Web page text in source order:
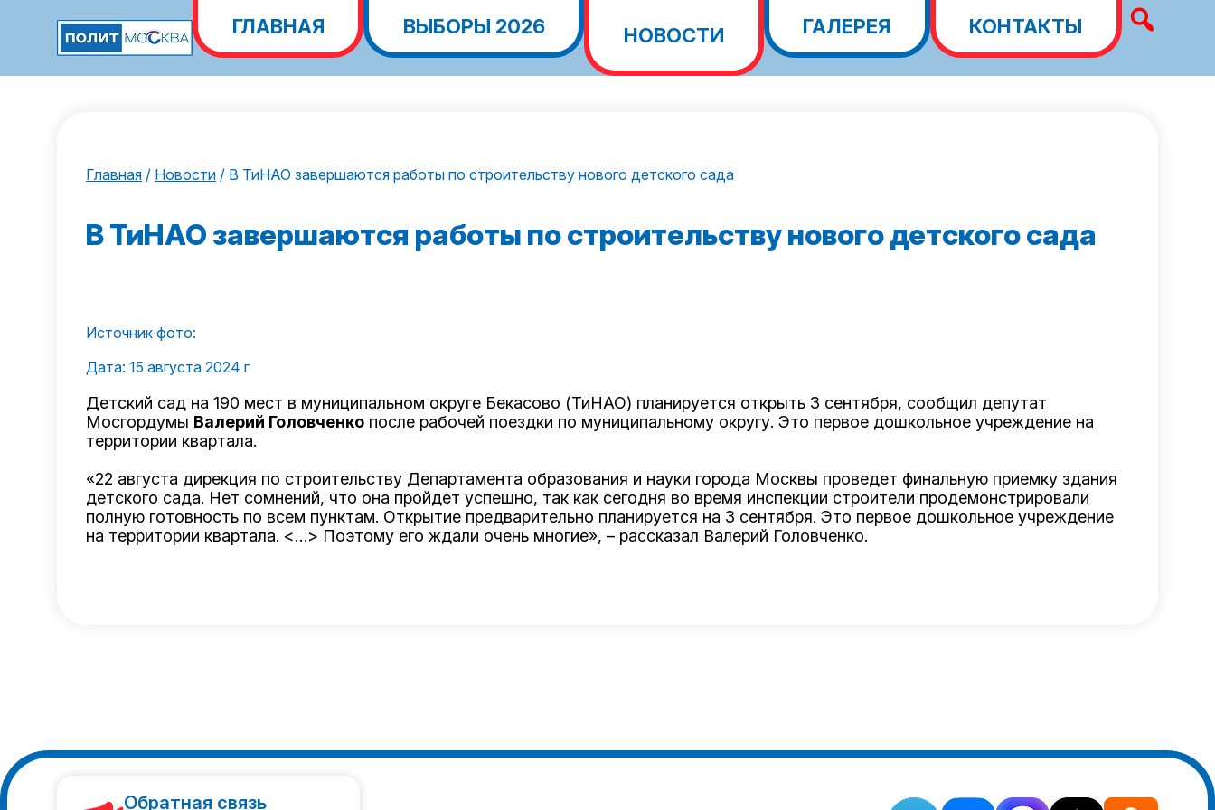
ГЛАВНАЯ ВЫБОРЫ 2026 НОВОСТИ ГАЛЕРЕЯ КОНТАКТЫ
Главная / Новости / В ТиНАО завершаются работы по строительству нового детского сада
В ТиНАО завершаются работы по строительству нового детского сада
Источник фото:
Дата: 15 августа 2024 г
Детский сад на 190 мест в муниципальном округе Бекасово (ТиНАО) планируется открыть 3 сентября, сообщил депутат
Мосгордумы Валерий Головченко после рабочей поездки по муниципальному округу. Это первое дошкольное учреждение на
территории квартала.
«22 августа дирекция по строительству Департамента образования и науки города Москвы проведет финальную приемку здания
детского сада. Нет сомнений, что она пройдет успешно, так как сегодня во время инспекции строители продемонстрировали
полную готовность по всем пунктам. Открытие предварительно планируется на 3 сентября. Это первое дошкольное учреждение
на территории квартала. <…> Поэтому его ждали очень многие», – рассказал Валерий Головченко.
Обратная связь